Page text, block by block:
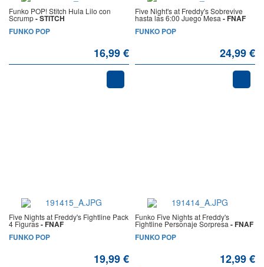
Funko POP! Stitch Hula Lilo con
Scrump- STITCH
FUNKO POP
16,99 €
Five Night's at Freddy's Sobrevive
hasta las 6:00 Juego Mesa - FNAF
FUNKO POP
24,99 €
Five Nights at Freddy's Fightline Pack
4 Figuras- FNAF
FUNKO POP
19,99 €
Funko Five Nights at Freddy's
Fightline Personaje Sorpresa - FNAF
FUNKO POP
12,99 €